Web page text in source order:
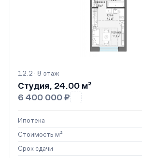
12.2 · 8 этаж
Студия, 24.00 м²
6 400 000 ₽
Ипотека
Стоимость м²
Срок сдачи